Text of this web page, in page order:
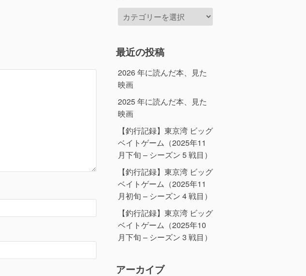
テ
ー
最近の投稿
2026 年に読んだ本、見た
映画
2025 年に読んだ本、見た
映画
【釣行記録】東京湾 ビッグ
ベイトゲーム（2025年11
月下旬 – シーズン 5 戦目）
【釣行記録】東京湾 ビッグ
ベイトゲーム（2025年11
月初旬 – シーズン 4 戦目）
【釣行記録】東京湾 ビッグ
ベイトゲーム（2025年10
月下旬 – シーズン 3 戦目）
アーカイブ